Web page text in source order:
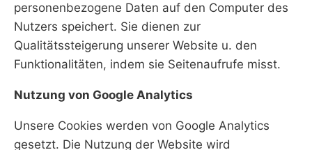
personenbezogene Daten auf den Computer des
Nutzers speichert. Sie dienen zur
Qualitätssteigerung unserer Website u. den
Funktionalitäten, indem sie Seitenaufrufe misst.
Nutzung von Google Analytics
Unsere Cookies werden von Google Analytics
gesetzt. Die Nutzung der Website wird